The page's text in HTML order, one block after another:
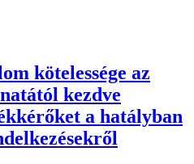
kötelessége az
kezdve
a hatályban